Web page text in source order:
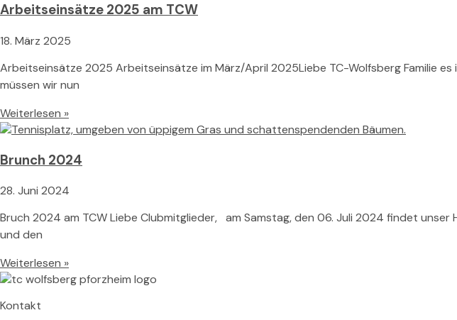
Arbeitseinsätze 2025 am TCW
18. März 2025
Arbeitseinsätze 2025 Arbeitseinsätze im März/April 2025Liebe TC-Wolfsberg Familie
müssen wir nun
Weiterlesen »
Brunch 2024
28. Juni 2024
Bruch 2024 am TCW Liebe Clubmitglieder, am Samstag, den 06. Juli 2024 findet
und den
Weiterlesen »
Kontakt